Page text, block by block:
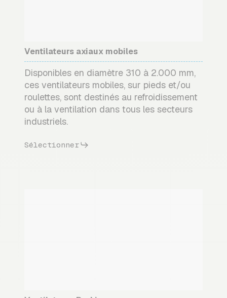
Ventilateurs axiaux mobiles
Disponibles en diamètre 310 à 2.000 mm,
ces ventilateurs mobiles, sur pieds et/ou
roulettes, sont destinés au refroidissement
ou à la ventilation dans tous les secteurs
industriels.
Sélectionner